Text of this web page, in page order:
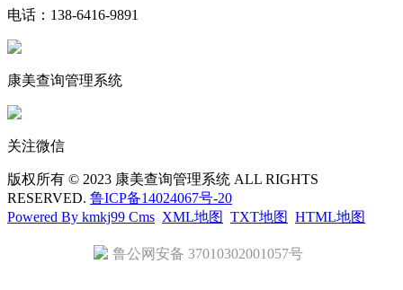
电话：138-6416-9891
康美查询管理系统
关注微信
版权所有 © 2023 康美查询管理系统 ALL RIGHTS
RESERVED. 鲁ICP备14024067号-20
Powered By kmkj99 Cms XML地图 TXT地图 HTML地图
鲁公网安备 37010302001057号